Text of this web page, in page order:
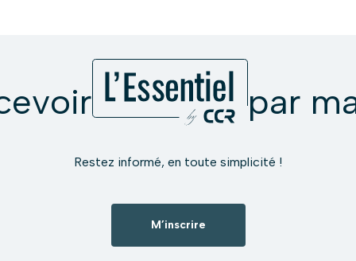
par
Restez informé, en toute simplicité !
M’inscrire